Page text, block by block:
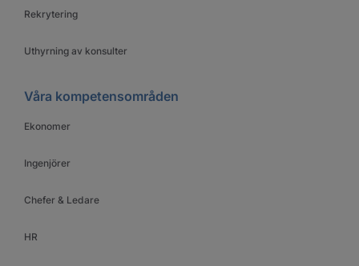
Rekrytering
Uthyrning av konsulter
Våra kompetensområden
Ekonomer
Ingenjörer
Chefer & Ledare
HR